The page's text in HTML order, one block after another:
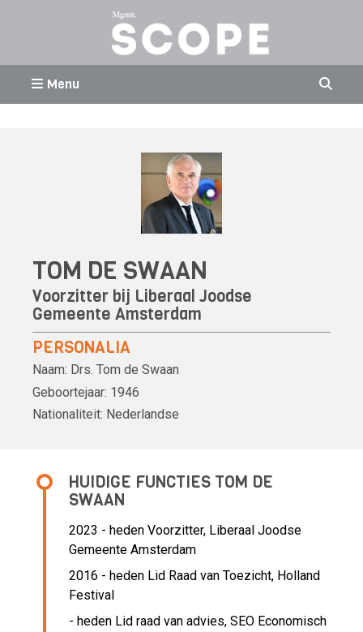
Menu
TOM DE SWAAN
Voorzitter bij Liberaal Joodse
Gemeente Amsterdam
PERSONALIA
Naam: Drs. Tom de Swaan
Geboortejaar: 1946
Nationaliteit: Nederlandse
HUIDIGE FUNCTIES TOM DE
SWAAN
2023 - heden Voorzitter, Liberaal Joodse
Gemeente Amsterdam
2016 - heden Lid Raad van Toezicht, Holland
Festival
- heden Lid raad van advies, SEO Economisch